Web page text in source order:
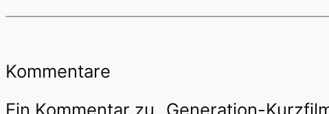
Kommentare
Ein Kommentar zu „Generation-